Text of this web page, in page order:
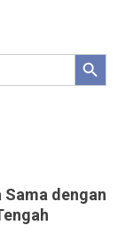
Search Button
Sama dengan